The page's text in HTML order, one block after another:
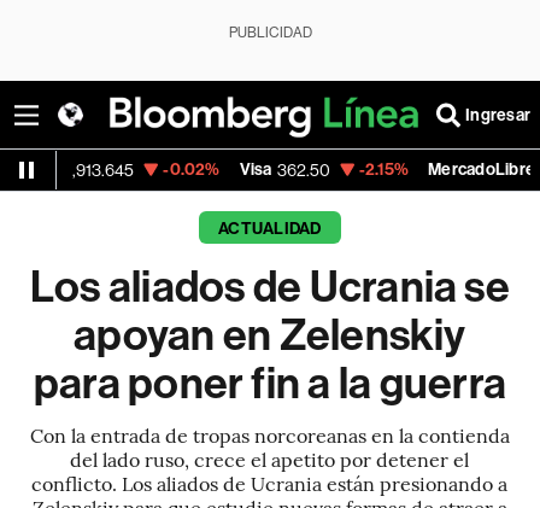
PUBLICIDAD
Ingresar
-0.02% Visa 362.50 -2.15% MercadoLibre 1,821.795
ACTUALIDAD
Los aliados de Ucrania se
apoyan en Zelenskiy
para poner fin a la guerra
Con la entrada de tropas norcoreanas en la contienda
del lado ruso, crece el apetito por detener el
conflicto. Los aliados de Ucrania están presionando a